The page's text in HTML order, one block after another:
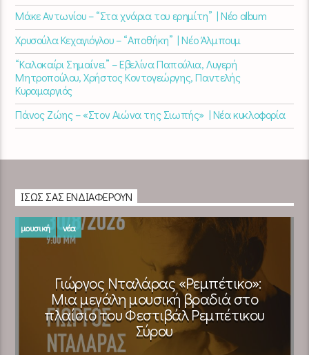
Μάκε Αντωνίου – “Στα χνάρια του ερημίτη” | Νέο album
Χρυσούλα Κεχαγιόγλου – “Αποθήκη” | Νέο Άλμπουμ
“Καλοκαίρι Σημαίνει” – Εβελίνα Παπούλια, Λυγερή
Μητροπούλου, Χρήστος Κοντογεώργης, Παντελής
Κυραμαργιός
Πάνος Ζώης – «Στον Αιώνα της Σιωπής» | Νέα κυκλοφορία
ΊΣΩΣ ΣΑΣ ΕΝΔΙΑΦΈΡΟΥΝ
μουσική νέα
Γιώργος Νταλάρας «Ρεμπέτικο»:
Μια μεγάλη μουσική βραδιά στο
πλαίσιο του Φεστιβάλ Ρεμπέτικου
Σύρου